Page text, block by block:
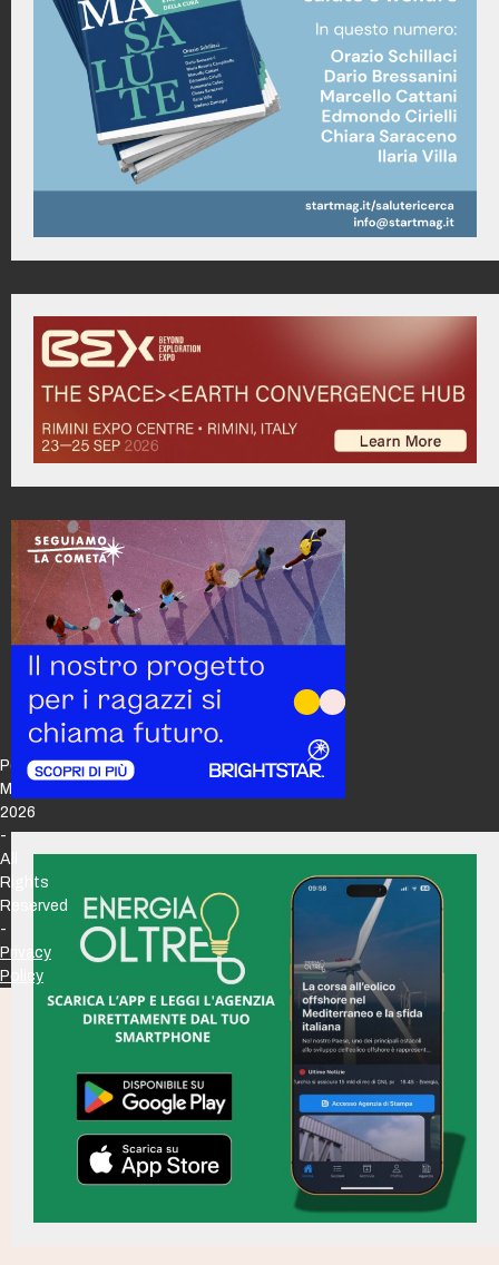
Policy
Maker
2026
-
All
Rights
Reserved
-
Privacy
Policy